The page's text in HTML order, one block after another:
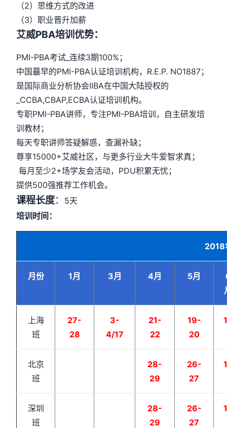
（2）思维方式的改进
（3）职业晋升加薪
艾威PBA培训优势：
PMI-PBA考试_连续3期100%；
中国蕞早的PMI-PBA认证培训机构，R.E.P. NO1887；
是国际商业分析协会IIBA在中国大陆授权的
_CCBA,CBAP,ECBA认证培训机构。
专职PMI-PBA讲师，专注PMI-PBA培训，自主研发培
训教材；
每天专职讲师答疑解惑，查漏补缺；
尊享15000+艾威社区，与更多行业大牛爱智求真；
每月至少2+场学友会活动，PDU积累无忧；
提供500强推荐工作机会。
课程长度：
5天
培训时间：
2018
月份 1月 3月 4月 5月
上海
班
27-
28
3-
4/17
21-
22
19-
20
北京
班
28-
29
26-
27
深圳
班
28-
29
26-
27